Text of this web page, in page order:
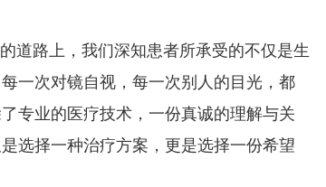
道路上，我们深知患者所承受的不仅是生
一次对镜自视，每一次别人的目光，都
专业的医疗技术，一份真诚的理解与关
选择一种治疗方案，更是选择一份希望